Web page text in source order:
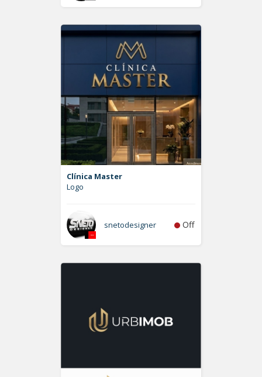
Clínica Master
Logo
snetodesigner Off